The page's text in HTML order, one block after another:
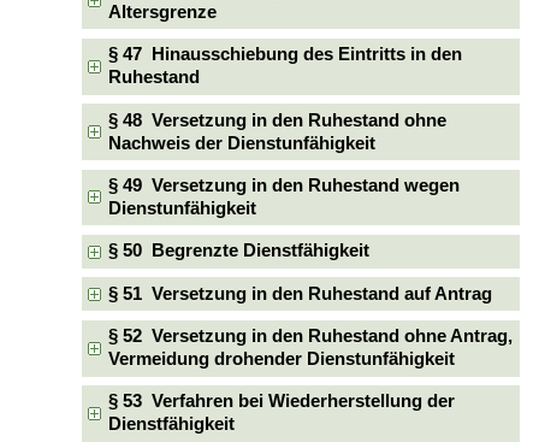
Altersgrenze
§ 47 Hinausschiebung des Eintritts in den
Ruhestand
§ 48 Versetzung in den Ruhestand ohne
Nachweis der Dienstunfähigkeit
§ 49 Versetzung in den Ruhestand wegen
Dienstunfähigkeit
§ 50 Begrenzte Dienstfähigkeit
§ 51 Versetzung in den Ruhestand auf Antrag
§ 52 Versetzung in den Ruhestand ohne Antrag,
Vermeidung drohender Dienstunfähigkeit
§ 53 Verfahren bei Wiederherstellung der
Dienstfähigkeit